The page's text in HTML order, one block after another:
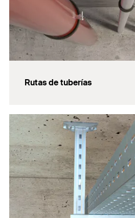
Rutas de tuberías